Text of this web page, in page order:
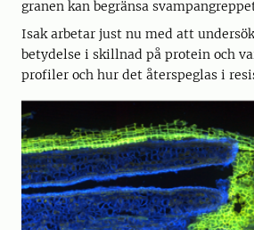
granen kan begränsa
Isak arbetar just nu med att
betydelse i skillnad på protein och
profiler och hur det återspeglas i